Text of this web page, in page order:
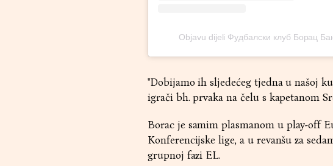
Objavu dijeli Фудбалски клуб Борац
"Dobijamo ih sljedećeg tjedna u našoj
igrači bh. prvaka na čelu s kapetanom
Borac je samim plasmanom u play-off
Konferencijske lige, a u revanšu za
grupnoj fazi EL.